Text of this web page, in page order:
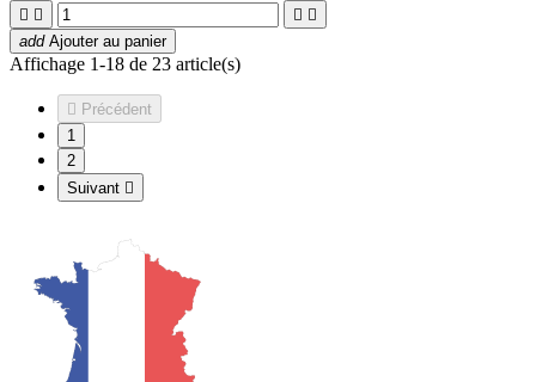
   
add Ajouter au panier
Affichage 1-18 de 23 article(s)
 Précédent
1
2
Suivant 